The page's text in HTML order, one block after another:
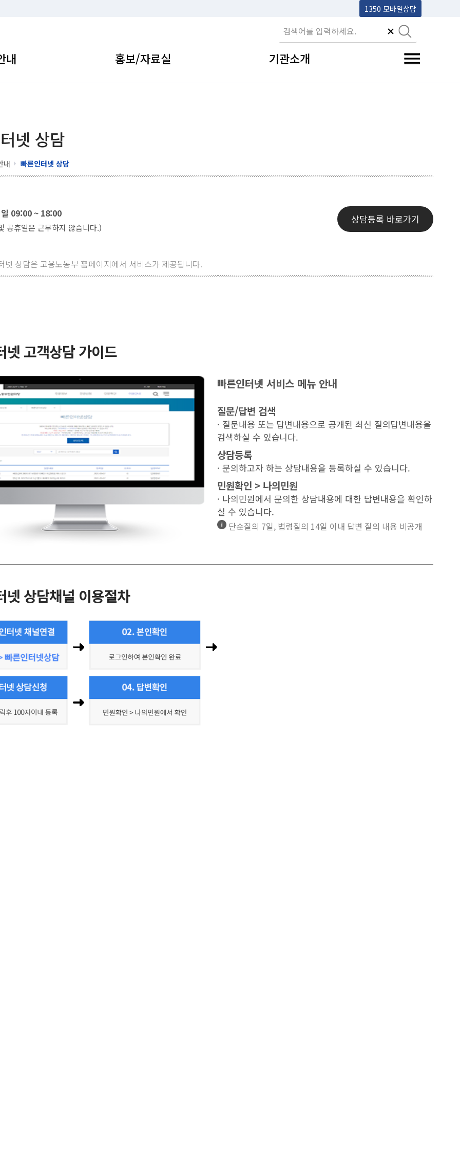
1350 모바일상담
내 홍보/자료실 기관소개 전체메뉴 토글
넷 상담
내 빠른인터넷 상담
09:00 ~ 18:00
공휴일은 근무하지 않습니다.)
상담등록 바로가기
넷 상담은 고용노동부 홈페이지에서 서비스가 제공됩니다.
넷 고객상담 가이드
빠른인터넷 서비스 메뉴 안내
질문/답변 검색
· 질문내용 또는 답변내용으로 공개된 최신 질의답변내용을
검색하실 수 있습니다.
상담등록
· 문의하고자 하는 상담내용을 등록하실 수 있습니다.
민원확인 > 나의민원
· 나의민원에서 문의한 상담내용에 대한 답변내용을 확인하
실 수 있습니다.
단순질의 7일, 법령질의 14일 이내 답변 질의 내용 비공개
넷 상담채널 이용절차